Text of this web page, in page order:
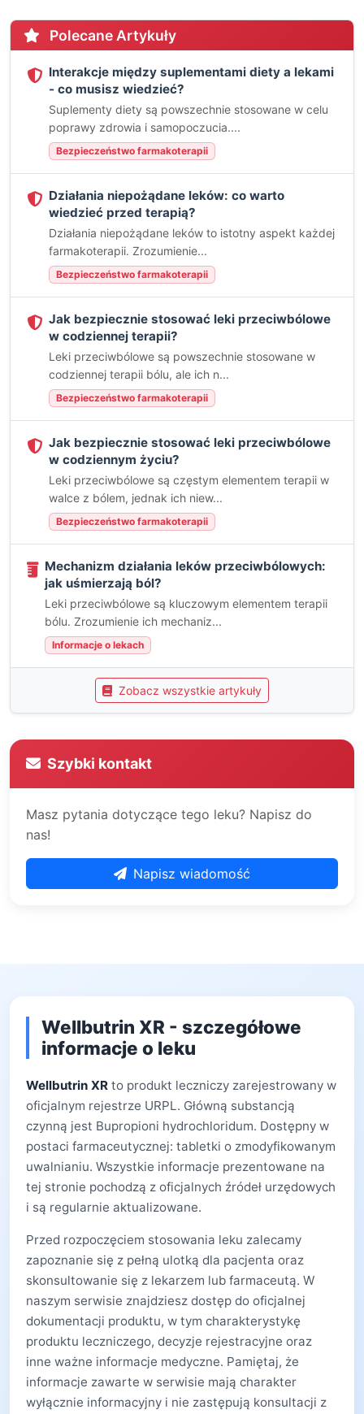
Polecane Artykuły
Interakcje między suplementami diety a lekami
- co musisz wiedzieć?
Suplementy diety są powszechnie stosowane w celu
poprawy zdrowia i samopoczucia....
Bezpieczeństwo farmakoterapii
Działania niepożądane leków: co warto
wiedzieć przed terapią?
Działania niepożądane leków to istotny aspekt każdej
farmakoterapii. Zrozumienie...
Bezpieczeństwo farmakoterapii
Jak bezpiecznie stosować leki przeciwbólowe
w codziennej terapii?
Leki przeciwbólowe są powszechnie stosowane w
codziennej terapii bólu, ale ich n...
Bezpieczeństwo farmakoterapii
Jak bezpiecznie stosować leki przeciwbólowe
w codziennym życiu?
Leki przeciwbólowe są częstym elementem terapii w
walce z bólem, jednak ich niew...
Bezpieczeństwo farmakoterapii
Mechanizm działania leków przeciwbólowych:
jak uśmierzają ból?
Leki przeciwbólowe są kluczowym elementem terapii
bólu. Zrozumienie ich mechaniz...
Informacje o lekach
Zobacz wszystkie artykuły
Szybki kontakt
Masz pytania dotyczące tego leku? Napisz do
nas!
Napisz wiadomość
Wellbutrin XR - szczegółowe
informacje o leku
Wellbutrin XR to produkt leczniczy zarejestrowany w
oficjalnym rejestrze URPL. Główną substancją
czynną jest Bupropioni hydrochloridum. Dostępny w
postaci farmaceutycznej: tabletki o zmodyfikowanym
uwalnianiu. Wszystkie informacje prezentowane na
tej stronie pochodzą z oficjalnych źródeł urzędowych
i są regularnie aktualizowane.
Przed rozpoczęciem stosowania leku zalecamy
zapoznanie się z pełną ulotką dla pacjenta oraz
skonsultowanie się z lekarzem lub farmaceutą. W
naszym serwisie znajdziesz dostęp do oficjalnej
dokumentacji produktu, w tym charakterystykę
produktu leczniczego, decyzje rejestracyjne oraz
inne ważne informacje medyczne. Pamiętaj, że
informacje zawarte w serwisie mają charakter
wyłącznie informacyjny i nie zastępują konsultacji z